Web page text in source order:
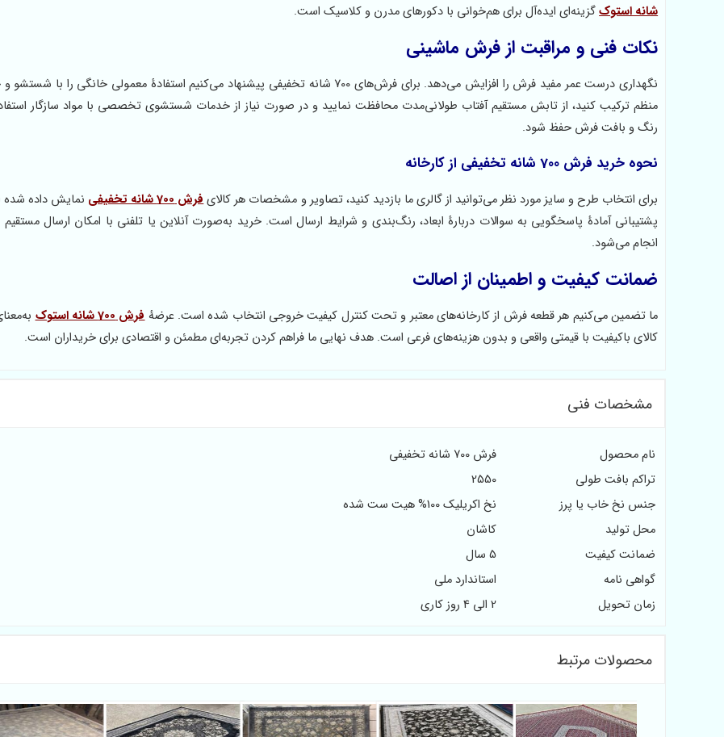
شانه استوکگزینه‌ای ایده‌آل برای هم‌خوانی با دکورهای مدرن و کلاسیک است.
نکات فنی و مراقبت از فرش ماشینی
نگهداری درست عمر مفید فرش را افزایش می‌دهد. برای فرش‌های 700 شانه تخفیفی پیشنهاد می‌کنیم استفادهٔ معمولی خانگی را
منظم ترکیب کنید، از تابش مستقیم آفتاب طولانی‌مدت محافظت نمایید و در صورت نیاز از خدمات شستشوی تخصصی با مواد سازگار
رنگ و بافت فرش حفظ شود.
نحوه خرید فرش 700 شانه تخفیفی از کارخانه
برای انتخاب طرح و سایز مورد نظر می‌توانید از گالری ما بازدید کنید، تصاویر و مشخصات هر کالایفرش 700 شانه تخفیفی
نمایش داده
پشتیبانی آمادهٔ پاسخگویی به سوالات دربارهٔ ابعاد، رنگ‌بندی و شرایط ارسال است. خرید به‌صورت آنلاین یا تلفنی با امکان ارسال مستقیم
انجام می‌شود.
ضمانت کیفیت و اطمینان از اصالت
ما تضمین می‌کنیم هر قطعه فرش از کارخانه‌های معتبر و تحت کنترل کیفیت خروجی انتخاب شده است. عرضهٔفرش 700 شانه استوک
کالای باکیفیت با قیمتی واقعی و بدون هزینه‌های فرعی است. هدف نهایی ما فراهم کردن تجربه‌ای مطمئن و اقتصادی برای خریداران است.
مشخصات فنی
نام محصول
فرش 700 شانه تخفیفی
تراکم بافت طولی
2550
جنس نخ خاب یا پرز
نخ اکریلیک 100% هیت ست شده
محل تولید
کاشان
ضمانت کیفیت
5 سال
گواهی نامه
استاندارد ملی
زمان تحویل
2 الی 4 روز کاری
محصولات مرتبط